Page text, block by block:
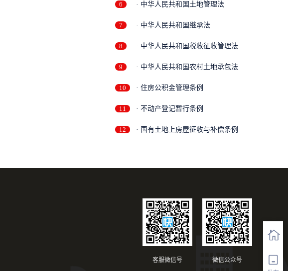
6 · 中华人民共和国土地管理法
7 · 中华人民共和国继承法
8 · 中华人民共和国税收征收管理法
9 · 中华人民共和国农村土地承包法
10 · 住房公积金管理条例
11 · 不动产登记暂行条例
12 · 国有土地上房屋征收与补偿条例
微信公众号
客服微信号